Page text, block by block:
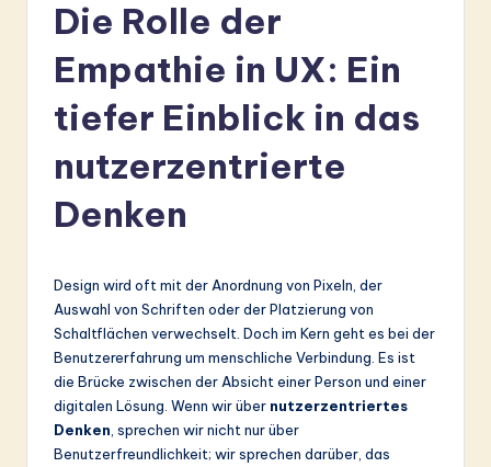
A
m
L
Die Rolle der
Empathie in UX: Ein
tiefer Einblick in das
nutzerzentrierte
Denken
Design wird oft mit der Anordnung von Pixeln, der
Auswahl von Schriften oder der Platzierung von
Schaltflächen verwechselt. Doch im Kern geht es bei der
Benutzererfahrung um menschliche Verbindung. Es ist
die Brücke zwischen der Absicht einer Person und einer
digitalen Lösung. Wenn wir über nutzerzentriertes
Denken , sprechen wir nicht nur über
Benutzerfreundlichkeit; wir sprechen darüber, das